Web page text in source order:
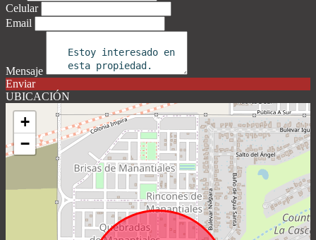
Celular
Email
Mensaje
Enviar
UBICACIÓN
+
−